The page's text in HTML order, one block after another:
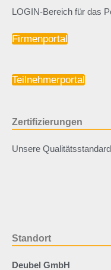
LOGIN-Bereich für das
Firmenportal
Teilnehmerportal
Zertifizierungen
Unsere
Standort
Deubel GmbH